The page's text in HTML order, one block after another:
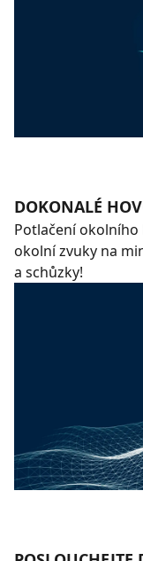
DOKONALÉ
Potlačení okolního
okolní zvuky na
a schůzky!